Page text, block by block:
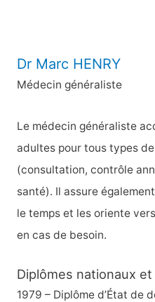
Dr Marc HENRY
Médecin généraliste
Le médecin généraliste
adultes pour tous types
(consultation, contrôle
santé). Il assure
le temps et les oriente
en cas de besoin.
Diplômes nationaux
1979 – Diplôme d’État de